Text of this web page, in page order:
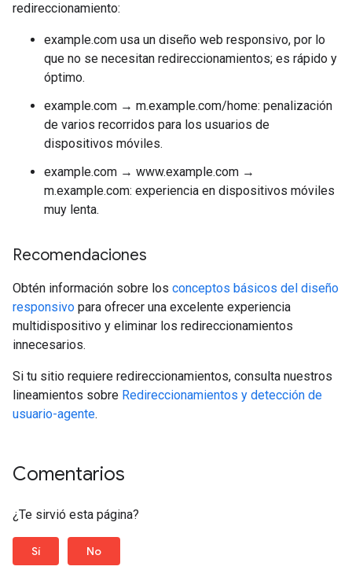
redireccionamiento:
example.com usa un diseño web responsivo, por lo
que no se necesitan redireccionamientos; es rápido y
óptimo.
example.com → m.example.com/home: penalización
de varios recorridos para los usuarios de
dispositivos móviles.
example.com → www.example.com →
m.example.com: experiencia en dispositivos móviles
muy lenta.
Recomendaciones
Obtén información sobre los conceptos básicos del diseño
responsivo para ofrecer una excelente experiencia
multidispositivo y eliminar los redireccionamientos
innecesarios.
Si tu sitio requiere redireccionamientos, consulta nuestros
lineamientos sobre Redireccionamientos y detección de
usuario-agente.
Comentarios
¿Te sirvió esta página?
Sí No